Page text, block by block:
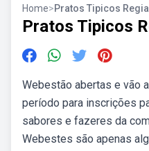
Home>Pratos Tipicos
Pratos Tipicos
Webestão abertas e vão
período para inscrições
sabores e fazeres da
Webestes são apenas